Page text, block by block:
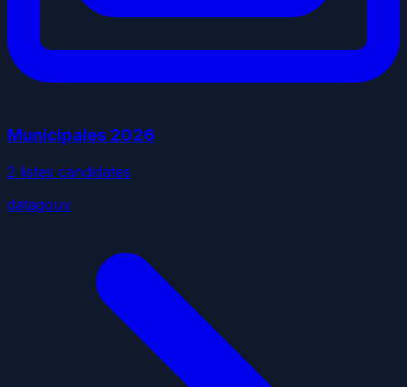
Municipales 2026
2 listes candidates
datagouv